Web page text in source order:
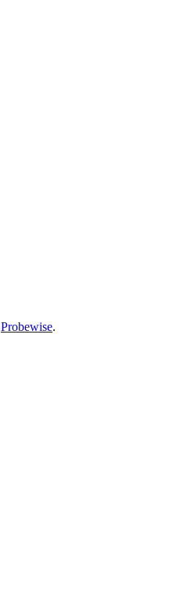
Probewise.